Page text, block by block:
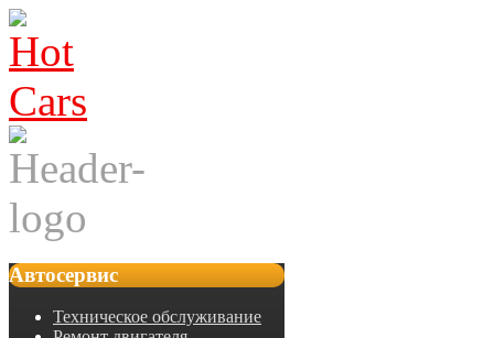
Автосервис
Техническое обслуживание